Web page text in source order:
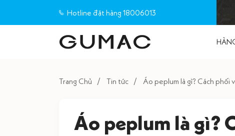
Hotline đặt hàng 18006013
Trang Chủ Tin tức Áo peplum là gì? Cách phối
Áo peplum là gì?